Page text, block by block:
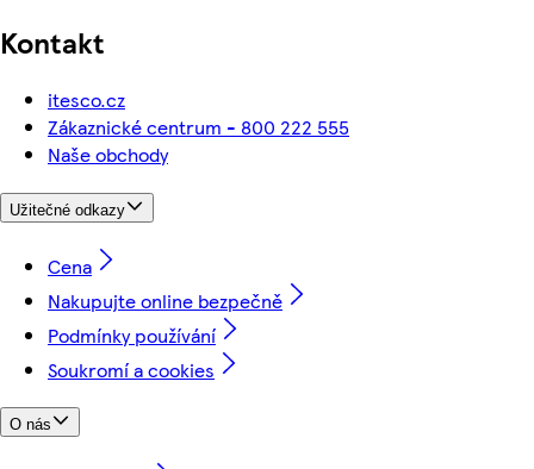
Kontakt
itesco.cz
Zákaznické centrum - 800 222 555
Naše obchody
Užitečné odkazy
Cena
Nakupujte online bezpečně
Podmínky používání
Soukromí a cookies
O nás